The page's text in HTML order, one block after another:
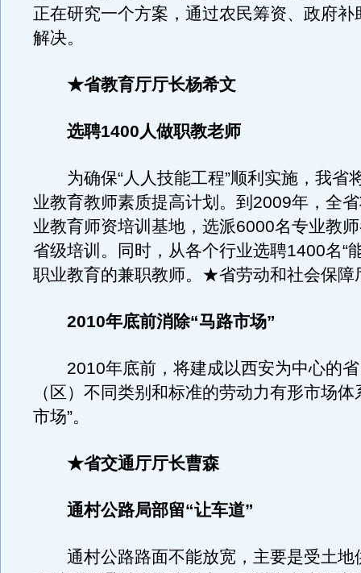
正在研究一个方案，通过农民筹资、政府补
解决。
★省教育厅厅长杨希文
选聘1400人做职教老师
为确保“人人技能工程”顺利实施，我省
业教育教师素质提高计划。到2009年，全
业教育师资培训基地，选派6000名专业教
省级培训。同时，从各个行业选聘1400名“
职业教育的兼职教师。★省劳动和社会保障
2010年底前消除“马路市场”
2010年底前，将建成以西安为中心的省
（区）不同类别和标准的劳动力有形市场体
市场”。
★省交通厅厅长曹森
通村公路局部留“让车道”
通村公路路面不能放宽，主要是受土地